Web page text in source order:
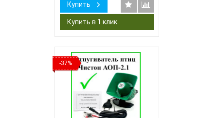
Купить
-37%